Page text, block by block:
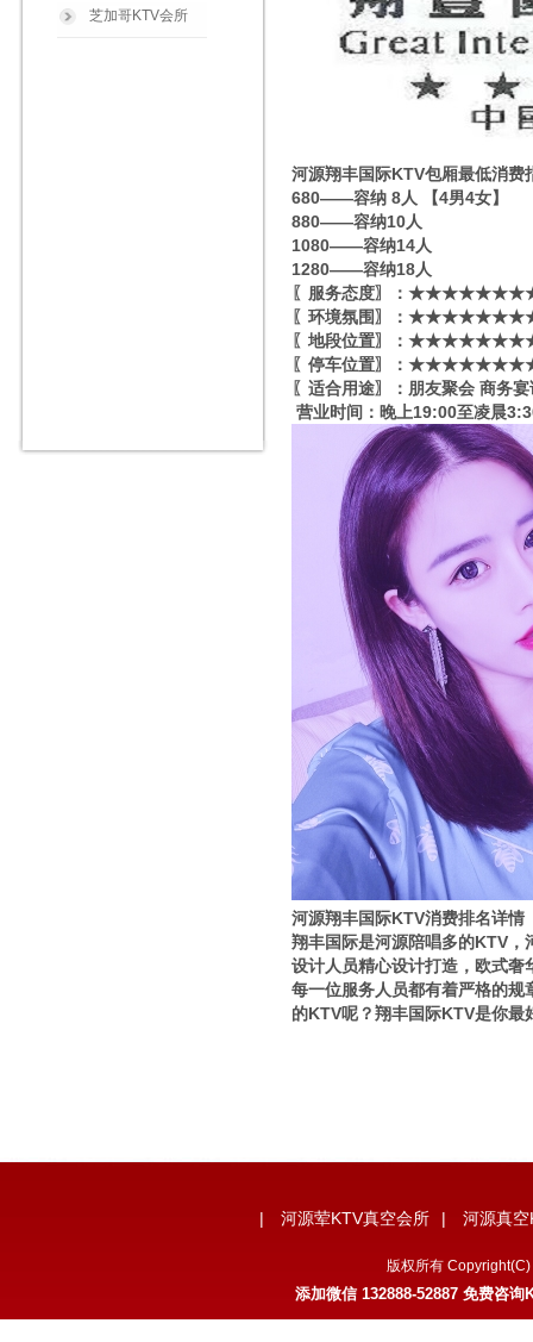
芝加哥KTV会所
河源翔丰国际KTV包厢最低消费
680——容纳 8人 【4男4女】
880——容纳10人
1080——容纳14人
1280——容纳18人
〖服务态度〗：
〖环境氛围〗：
〖地段位置〗：
〖停车位置〗：
〖适合用途〗：朋友聚会 商务宴
营业时间：晚上19:00至凌晨
河源翔丰国际KTV消费排名详情
翔丰国际是河源陪唱多的KTV，
设计人员精心设计打造，欧式
每一位服务人员都有着严格的
的KTV呢？翔丰国际KTV是你最
| 河源荤KTV真空会所 | 河源真
版权所有
添加微信 132888-52887 免费咨